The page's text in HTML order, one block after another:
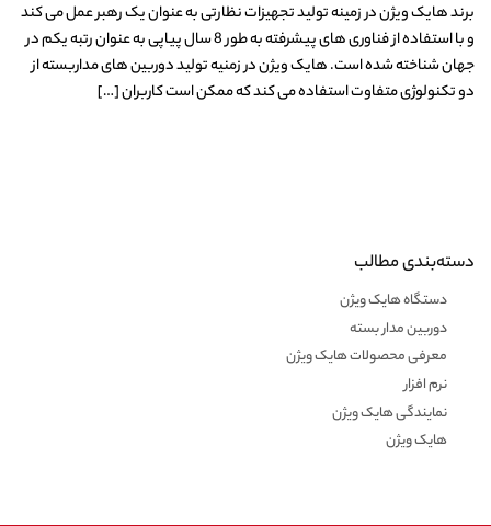
برند هایک ویژن در زمینه تولید تجهیزات نظارتی به عنوان یک رهبر عمل می کند
و با استفاده از فناوری های پیشرفته به طور 8 سال پیاپی به عنوان رتبه یکم در
جهان شناخته شده است. هایک ویژن در زمنیه تولید دوربین های مداربسته از
دو تکنولوژی متفاوت استفاده می کند که ممکن است کاربران […]
دسته‌بندی مطالب
دستگاه هایک ویژن
دوربین مدار بسته
معرفی محصولات هایک ویژن
نرم افزار
نمایندگی هایک ویژن
هایک ویژن